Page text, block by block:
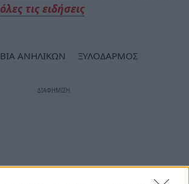
όλες τις ειδήσεις
ΒΙΑ ΑΝΗΛΙΚΩΝ ΞΥΛΟΔΑΡΜΟΣ